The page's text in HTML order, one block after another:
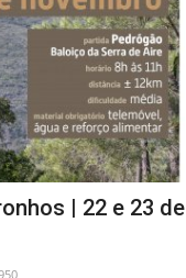
| 22 e 23 de